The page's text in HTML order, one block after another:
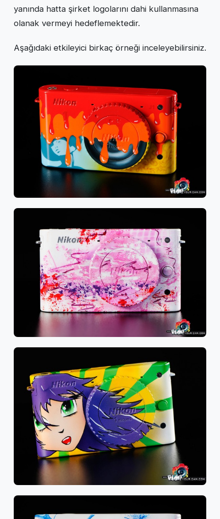
yanında hatta şirket logolarını dahi kullanmasına
olanak vermeyi hedeflemektedir.
Aşağıdaki etkileyici birkaç örneği inceleyebilirsiniz.